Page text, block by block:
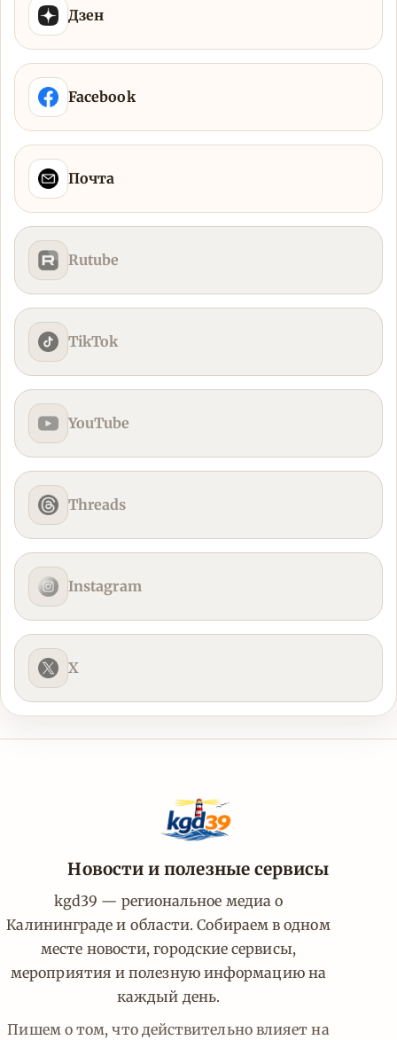
Дзен
Facebook
Почта
Rutube
TikTok
YouTube
Threads
Instagram
X
Новости и полезные сервисы
kgd39 — региональное медиа о
Калининграде и области. Собираем в одном
месте новости, городские сервисы,
мероприятия и полезную информацию на
каждый день.
Пишем о том, что действительно влияет на